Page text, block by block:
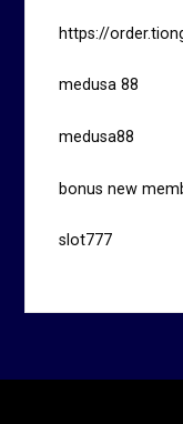
https://
medusa 88
medusa88
bonus new
slot777